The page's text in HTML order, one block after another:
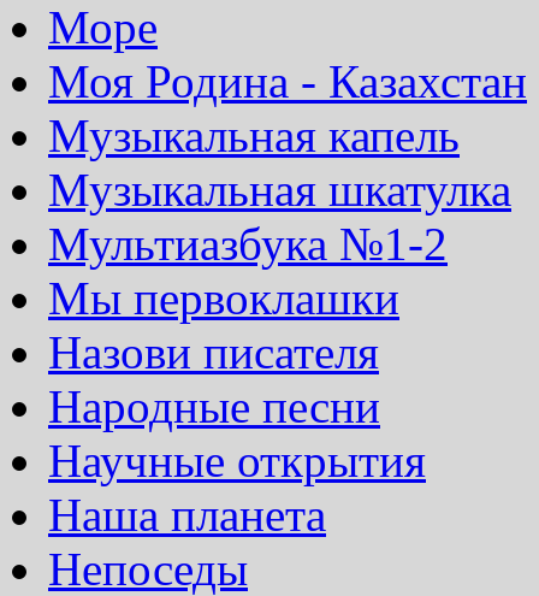
Море
Моя Родина - Казахстан
Музыкальная капель
Музыкальная шкатулка
Мультиазбука №1-2
Мы первоклашки
Назови писателя
Народные песни
Научные открытия
Наша планета
Непоседы